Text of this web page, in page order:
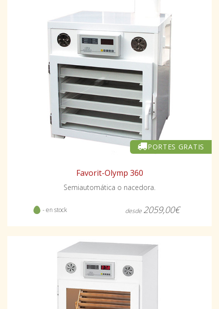
PORTES GRATIS
Favorit-Olymp 360
Semiautomática o nacedora.
- en stock desde 2059,00€